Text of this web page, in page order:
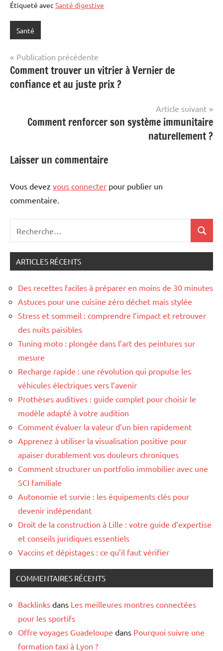
Étiqueté avec Santé digestive
Santé
Navigation
de
l’article
Publication précédente
Comment trouver un vitrier à Vernier de
confiance et au juste prix ?
Article suivant
Comment renforcer son système immunitaire
naturellement ?
Laisser un commentaire
Vous devez vous connecter pour publier un
commentaire.
pour
:
ARTICLES RÉCENTS
Des recettes faciles à préparer en moins de 30 minutes
Astuces pour une cuisine zéro déchet mais stylée
Stress et sommeil : comprendre l’impact et retrouver
des nuits paisibles
Tuning moto : plongée dans l’art des peintures sur
mesure
Recharge rapide : une révolution qui propulse les
véhicules électriques vers l’avenir
Prothèses auditives : guide complet pour choisir le
modèle adapté à votre audition
Comment évaluer la valeur d’un bien rapidement
Apprenez à utiliser la visualisation positive pour
apaiser durablement vos douleurs chroniques
Comment structurer un portfolio immobilier avec une
SCI familiale
Autonomie et survie : les équipements clés pour
devenir indépendant
Droit de la construction à Lille : votre guide d’expertise
et conseils juridiques essentiels
Vaccins et dépistages : ce qu’il faut vérifier
COMMENTAIRES RÉCENTS
Backlinks dans Les meilleures montres connectées
pour les sportifs
Offre voyages Guadeloupe dans Pourquoi suivre une
formation taxi à Lyon ?